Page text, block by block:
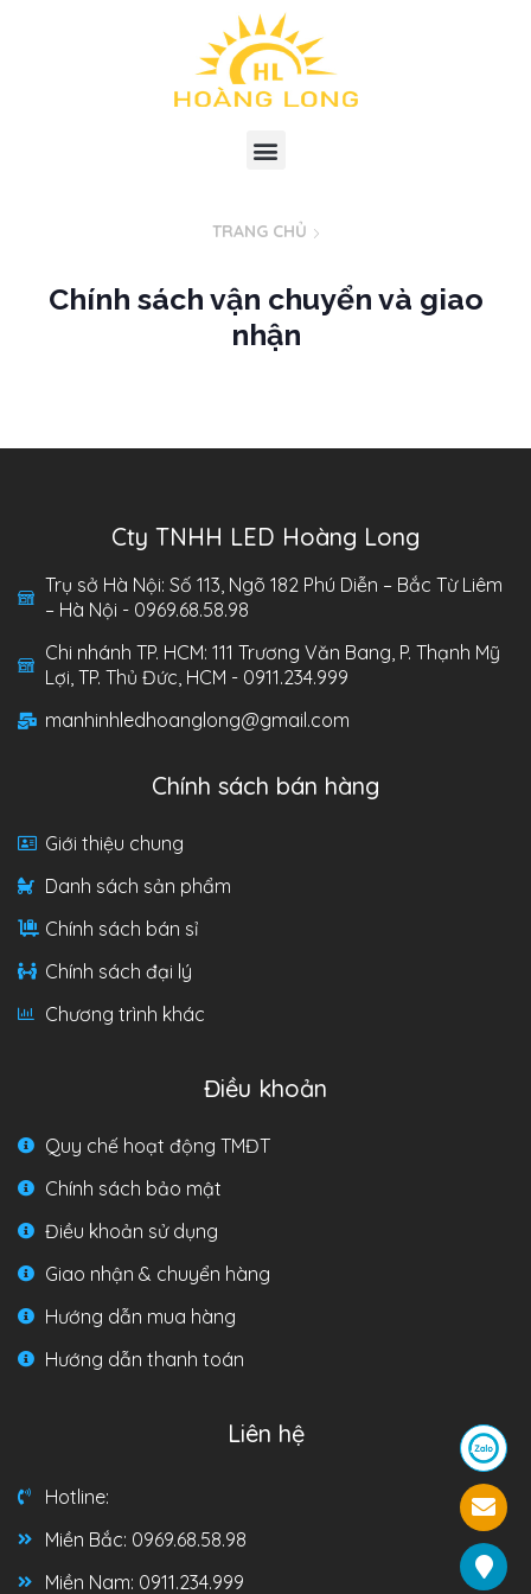
TRANG CHỦ
Chính sách vận chuyển và giao
nhận
Cty TNHH LED Hoàng Long
Trụ sở Hà Nội: Số 113, Ngõ 182 Phú Diễn – Bắc Từ Liêm
– Hà Nội - 0969.68.58.98
Chi nhánh TP. HCM: 111 Trương Văn Bang, P. Thạnh Mỹ
Lợi, TP. Thủ Đức, HCM - 0911.234.999
manhinhledhoanglong@gmail.com
Chính sách bán hàng
Giới thiệu chung
Danh sách sản phẩm
Chính sách bán sỉ
Chính sách đại lý
Chương trình khác
Điều khoản
Quy chế hoạt động TMĐT
Chính sách bảo mật
Điều khoản sử dụng
Giao nhận & chuyển hàng
Hướng dẫn mua hàng
Hướng dẫn thanh toán
Liên hệ
Hotline:
Miền Bắc: 0969.68.58.98
Miền Nam: 0911.234.999